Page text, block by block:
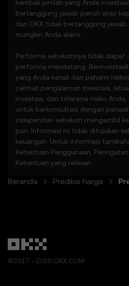
kembali jumlah yang Anda
bertanggung jawab penuh atas
dan OKX tidak bertanggung jawab
mungkin Anda alami.
Performa sebelumnya tidak dapat
performa mendatang.
yang Anda kenali dan pahami
cermat pengalaman investasi,
investasi, dan toleransi risiko
untuk berkonsultasi dengan
independen sebelum mengambil
pun. Informasi ini tidak ditujukan
keuangan. Untuk informasi
Ketentuan Penggunaan
Ketentuan yang relevan.
Beranda Prediksi harga
©2017 - 2026 OKX.COM
Prediksi Harga tanpa izin
sebelumnya.
• Melakukan penilaian
pasar.
5. Penafian dan
5.1 Fitur Prediksi Harga dan
disediakan:
• Tidak dijamin akurat atau
• Bukan nasihat keuangan
• Bukan dukungan atau
5.2 Anda tidak boleh
Prediksi Harga untuk
atau produk apa pun. OKX
Anda pada Fitur Prediksi
6. Pengungkapan Risiko
6.1 Aset kripto memiliki